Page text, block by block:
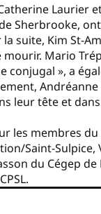
Laurier
Sherbrooke,
suite, Kim St-
Mario
conjugal », a
leur tête et
les membres
Saint-
du Cégep